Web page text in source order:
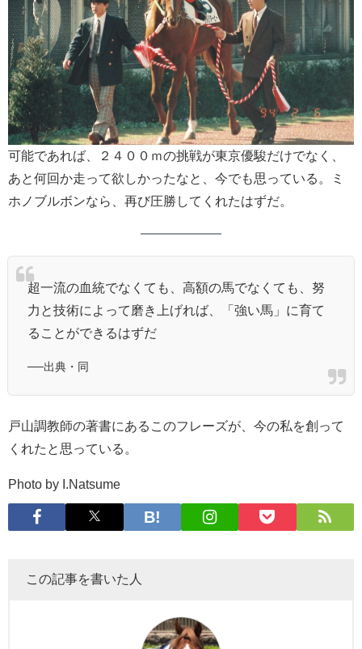
可能であれば、２４００ｍの挑戦が東京優駿だけでなく、
あと何回か走って欲しかったなと、今でも思っている。ミ
ホノブルボンなら、再び圧勝してくれたはずだ。
超一流の血統でなくても、高額の馬でなくても、努
力と技術によって磨き上げれば、「強い馬」に育て
ることができるはずだ
──出典・同
戸山調教師の著書にあるこのフレーズが、今の私を創って
くれたと思っている。
Photo by I.Natsume
この記事を書いた人